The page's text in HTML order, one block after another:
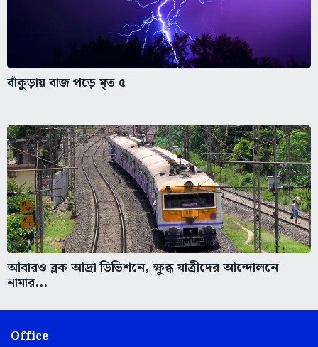
বাঁকুড়ায় বাজ পড়ে মৃত ৫
আবারও ব্লক আদ্রা ডিভিশনে, ক্ষুব্ধ যাত্রীদের আন্দোলনে
নামার...
Office